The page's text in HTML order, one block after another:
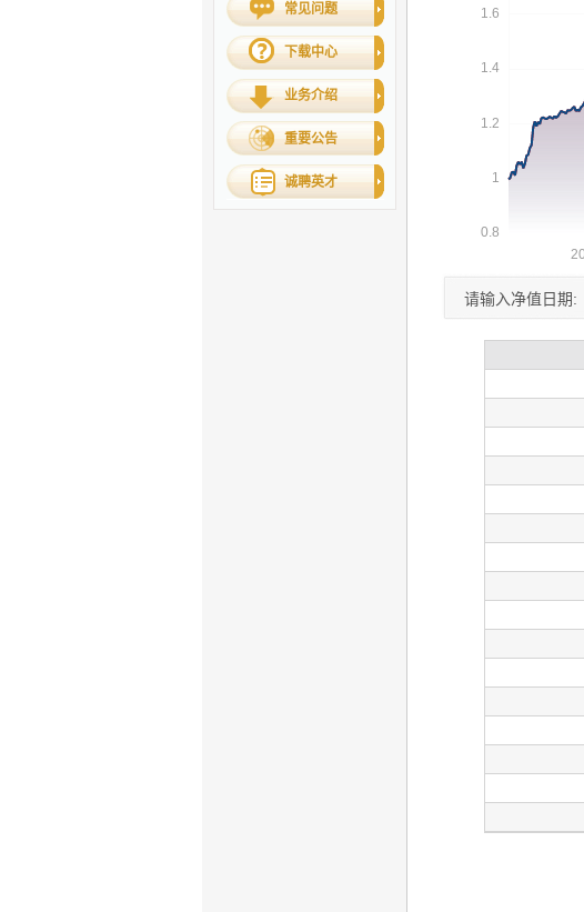
常见问题
下载中心
业务介绍
重要公告
诚聘英才
请输入净值日期: